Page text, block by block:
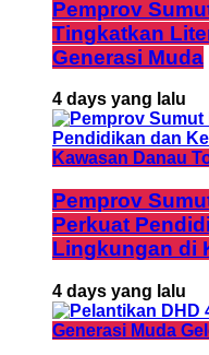
Pemprov
Tingkatkan
Generasi Muda
4 days yang lalu
Pemprov
Perkuat
Lingkungan di
4 days yang lalu